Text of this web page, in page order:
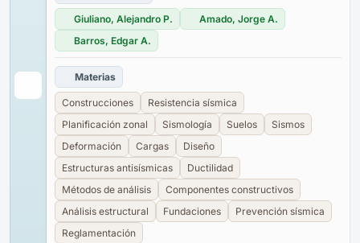
Giuliano, Alejandro P.
Amado, Jorge A.
Barros, Edgar A.
Materias
Construcciones
Resistencia sísmica
Planificación zonal
Sismología Suelos
Sismos
Deformación
Cargas
Diseño
Estructuras antisísmicas
Ductilidad
Métodos de análisis
Componentes constructivos
Análisis estructural
Fundaciones
Prevención sísmica
Reglamentación